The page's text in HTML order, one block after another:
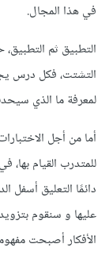
في هذا المجال.
التطبيق ثم
التشتت، فكل درس
لمعرفة ما الذي
أما من أجل
للمتدرب القيام
دائمًا التعليق أسفل
عليها و سنقوم
الأفكار أصبحت